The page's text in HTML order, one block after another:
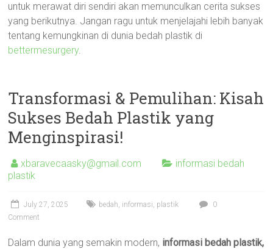
untuk merawat diri sendiri akan memunculkan cerita sukses
yang berikutnya. Jangan ragu untuk menjelajahi lebih banyak
tentang kemungkinan di dunia bedah plastik di
bettermesurgery.
Transformasi & Pemulihan: Kisah
Sukses Bedah Plastik yang
Menginspirasi!
xbaravecaasky@gmail.com
informasi bedah
plastik
July 27, 2025 bedah, informasi, plastik
0
Comment
Dalam dunia yang semakin modern, informasi bedah plastik,